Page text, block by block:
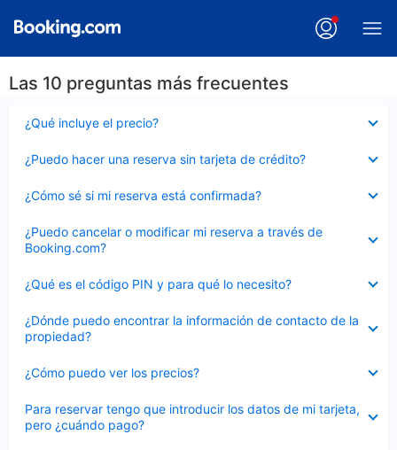
Las 10 preguntas más frecuentes
¿Qué incluye el precio?
cerrado
¿Puedo hacer una reserva sin tarjeta de crédito?
cerrado
¿Cómo sé si mi reserva está confirmada?
cerrado
¿Puedo cancelar o modificar mi reserva a través de
Booking.com?
cerrado
¿Qué es el código PIN y para qué lo necesito?
cerrado
¿Dónde puedo encontrar la información de contacto de la
propiedad?
cerrado
¿Cómo puedo ver los precios?
cerrado
Para reservar tengo que introducir los datos de mi tarjeta,
pero ¿cuándo pago?
cerrado